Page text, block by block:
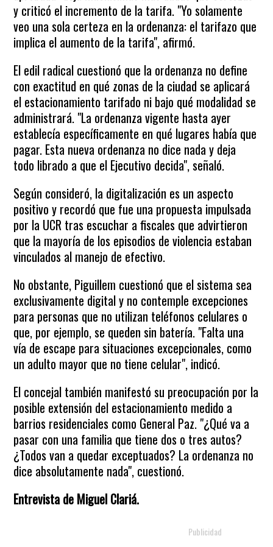
y criticó el incremento de la tarifa. "Yo solamente
veo una sola certeza en la ordenanza: el tarifazo que
implica el aumento de la tarifa", afirmó.
El edil radical cuestionó que la ordenanza no define
con exactitud en qué zonas de la ciudad se aplicará
el estacionamiento tarifado ni bajo qué modalidad se
administrará. "La ordenanza vigente hasta ayer
establecía específicamente en qué lugares había que
pagar. Esta nueva ordenanza no dice nada y deja
todo librado a que el Ejecutivo decida", señaló.
Según consideró, la digitalización es un aspecto
positivo y recordó que fue una propuesta impulsada
por la UCR tras escuchar a fiscales que advirtieron
que la mayoría de los episodios de violencia estaban
vinculados al manejo de efectivo.
No obstante, Piguillem cuestionó que el sistema sea
exclusivamente digital y no contemple excepciones
para personas que no utilizan teléfonos celulares o
que, por ejemplo, se queden sin batería. "Falta una
vía de escape para situaciones excepcionales, como
un adulto mayor que no tiene celular", indicó.
El concejal también manifestó su preocupación por la
posible extensión del estacionamiento medido a
barrios residenciales como General Paz. "¿Qué va a
pasar con una familia que tiene dos o tres autos?
¿Todos van a quedar exceptuados? La ordenanza no
dice absolutamente nada", cuestionó.
Entrevista de Miguel Clariá.